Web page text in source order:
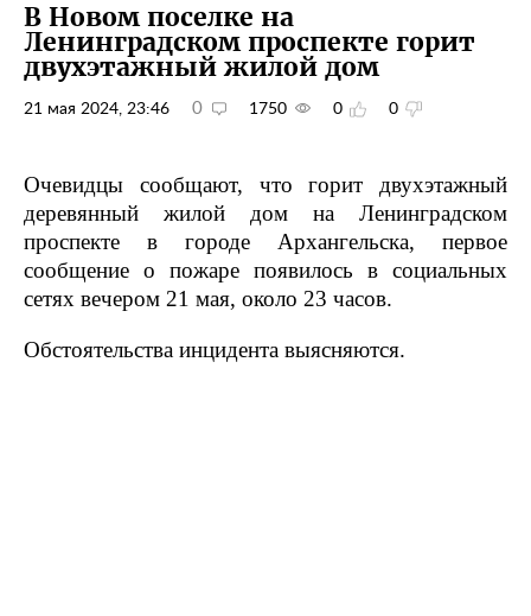
В Новом поселке на
Ленинградском проспекте горит
двухэтажный жилой дом
21 мая 2024, 23:46 0 1750 0 0
Очевидцы сообщают, что горит двухэтажный
деревянный жилой дом на Ленинградском
проспекте в городе Архангельска, первое
сообщение о пожаре появилось в социальных
сетях вечером 21 мая, около 23 часов.
Обстоятельства инцидента выясняются.